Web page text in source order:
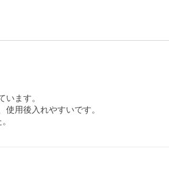
ます。
用後入れやすいです。